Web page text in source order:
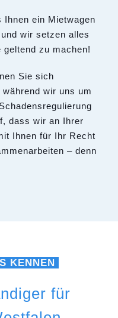
ein Mietwagen
wir setzen alles
zu machen!
Sie sich
wir uns um
dass wir an Ihrer
Ihnen für Ihr Recht
– denn
KENNEN
für